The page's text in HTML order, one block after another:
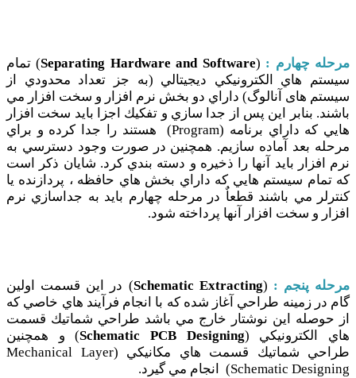
مرحله چهارم : (
Separating Hardware and Software) تمام
سيستم هاي الكترونيكي ديجيتالي (به جز تعداد محدودي از
سيستم های آنالوگ) داراي دو بخش نرم افزار و سخت افزار مي
باشند. بنابر اين پس از جدا سازي و تفكيك اجزا بايد سخت افزار
هايي كه داراي برنامه (Program) هستند را جدا كرده و براي
مرحله بعد آماده سازيم. همچنين در صورت وجود دسترسي به
نرم افزار بايد آنها را ذخيره و دسته بندي كرد. شايان ذكر است
كه تمام سيستم هايي كه داراي بخش هاي حافظه ، پردازنده يا
كنترلر مي باشند قطعاٌ در مرحله چهارم بايد به جداسازي نرم
افزار و سخت افزار آنها پرداخته شود.
مرحله پنجم : (
Schematic Extracting) در اين قسمت اولين
گام در زمينه طراحي آغاز شده كه با انجام فرآيند هاي خاصي كه
از حوصله اين نوشتار خارج مي باشد طراحي شماتيك قسمت
هاي الكترونيكي (Schematic PCB Designing) و همچنين
طراحي شماتيك قسمت هاي مكانيكي (Mechanical Layer
Schematic Designing) انجام مي گيرد.